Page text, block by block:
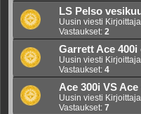
LS Pelso
Uusin viesti Kirjoittaja
Vastaukset: 2
Garrett Ace
Uusin viesti Kirjoittaja
Vastaukset: 4
Ace 300i VS Ace
Uusin viesti Kirjoittaja
Vastaukset: 7